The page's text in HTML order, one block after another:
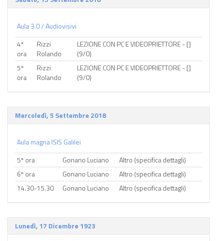
Aula 3.0 / Audiovisivi
4ª
ora
Rizzi
Rolando
LEZIONE CON PC E VIDEOPRIETTORE - []
(9/0)
5ª
ora
Rizzi
Rolando
LEZIONE CON PC E VIDEOPRIETTORE - []
(9/0)
Mercoledì, 5 Settembre 2018
Aula magna ISIS Galilei
5ª ora
Gonano Luciano
Altro (specifica dettagli)
6ª ora
Gonano Luciano
Altro (specifica dettagli)
14.30-15.30
Gonano Luciano Altro (specifica dettagli)
Lunedì, 17 Dicembre 1923